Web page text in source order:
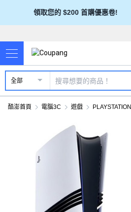
領取您的 $200 首購優惠卷!
全部
酷澎首頁 電腦3C 遊戲 PLAYSTATION